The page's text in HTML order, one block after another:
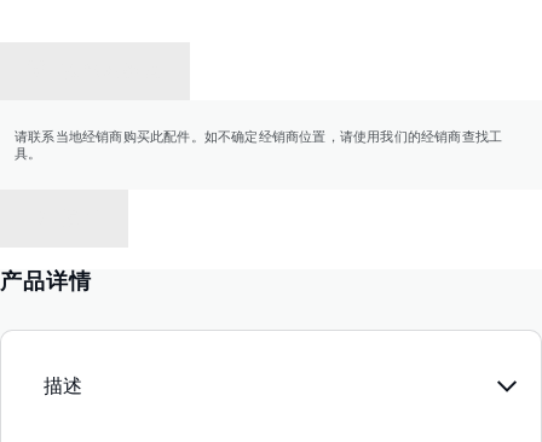
请联系当地经销商购买此配件。如不确定经销商位置，请使用我们的经销商查找工
具。
产品详情
描述